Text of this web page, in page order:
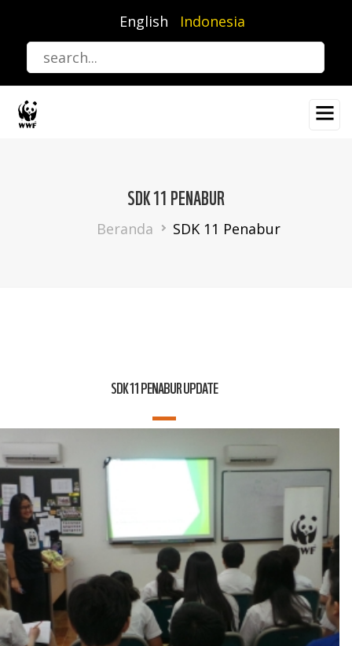
utama
English Indonesia
SDK 11 PENABUR
Breadcrumb
Beranda SDK 11 Penabur
SDK 11 PENABUR UPDATE